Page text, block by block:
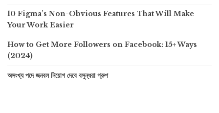
10 Figma’s Non-Obvious Features That Will Make
Your Work Easier
How to Get More Followers on Facebook: 15+ Ways
(2024)
অসংখ্য পদে জনবল নিয়োগ দেবে বসুন্ধরা গ্রুপ